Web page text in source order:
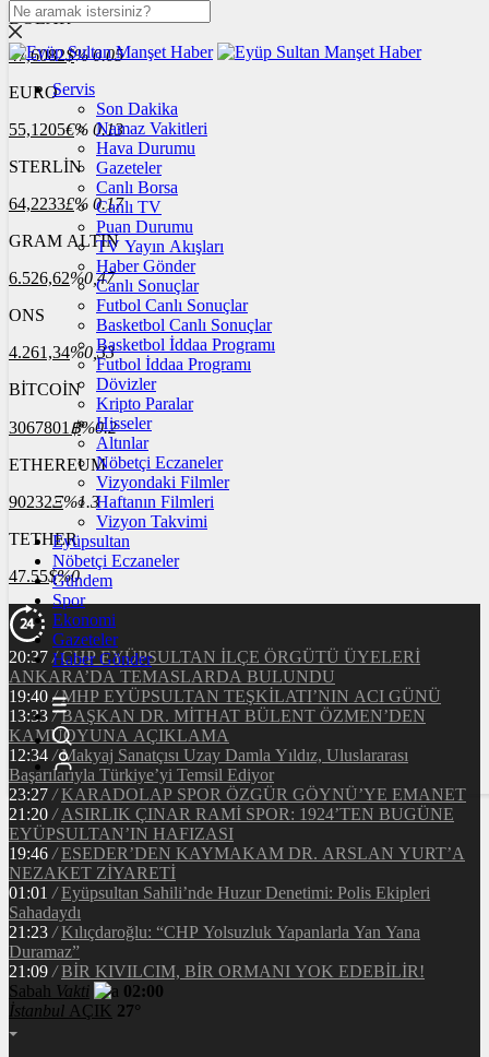
DOLAR
47,6082$% 0.05
EURO
55,1205€% 0.13
STERLİN
64,2233£% 0.17
GRAM ALTIN
6.526,62%0,47
ONS
4.261,34%0,33
BİTCOİN
3067801 ฿%0.2
ETHEREUM
90232Ξ%1.3
TETHER
47.55$%0
Servis
Son Dakika
Namaz Vakitleri
Hava Durumu
Gazeteler
Canlı Borsa
Canlı TV
Puan Durumu
TV Yayın Akışları
Haber Gönder
Canlı Sonuçlar
Futbol Canlı Sonuçlar
Basketbol Canlı Sonuçlar
Basketbol İddaa Programı
Futbol İddaa Programı
Dövizler
Kripto Paralar
Hisseler
Altınlar
Nöbetçi Eczaneler
Vizyondaki Filmler
Haftanın Filmleri
Vizyon Takvimi
Eyüpsultan
Nöbetçi Eczaneler
Gündem
Spor
Ekonomi
Gazeteler
Haber Gönder
20:37 / CHP EYÜPSULTAN İLÇE ÖRGÜTÜ ÜYELERİ
ANKARA’DA TEMASLARDA BULUNDU
19:40 / MHP EYÜPSULTAN TEŞKİLATI’NIN ACI GÜNÜ
13:33 / BAŞKAN DR. MİTHAT BÜLENT ÖZMEN’DEN
KAMUOYUNA AÇIKLAMA
12:34 / Makyaj Sanatçısı Uzay Damla Yıldız, Uluslararası
Başarılarıyla Türkiye’yi Temsil Ediyor
23:27 / KARADOLAP SPOR ÖZGÜR GÖYNÜ’YE EMANET
21:20 / ASIRLIK ÇINAR RAMİ SPOR: 1924’TEN BUGÜNE
EYÜPSULTAN’IN HAFIZASI
19:46 / ESEDER’DEN KAYMAKAM DR. ARSLAN YURT’A
NEZAKET ZİYARETİ
01:01 / Eyüpsultan Sahili’nde Huzur Denetimi: Polis Ekipleri
Sahadaydı
21:23 / Kılıçdaroğlu: “CHP Yolsuzluk Yapanlarla Yan Yana
Duramaz”
21:09 / BİR KIVILCIM, BİR ORMANI YOK EDEBİLİR!
Sabah Vakti
02:00
İstanbul AÇIK 27°